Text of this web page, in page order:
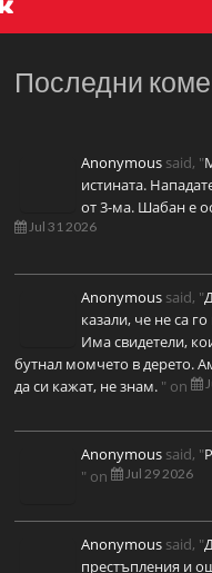
Последни
Anonymous said, "
истината.
от 3-ма. Шабан е
Jul 31 2026
Anonymous said, "
казали, че не са
Има свидетели,
бутнал момчето в дерето.
да си кажат, не знам. " on
Anonymous said, "
" on
Jul 29 2026
Anonymous said, "
престъпления и